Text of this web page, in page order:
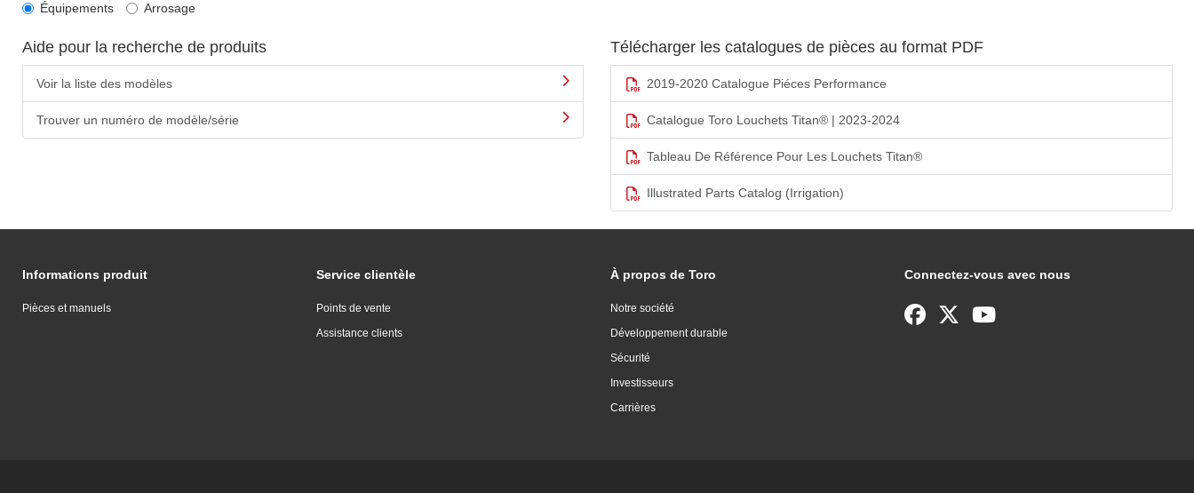
Équipements Arrosage
Aide pour la recherche de produits
Voir la liste des modèles
Trouver un numéro de modèle/série
Télécharger les catalogues de pièces au format PDF
2019-2020 Catalogue Piéces Performance
Catalogue Toro Louchets Titan® | 2023-2024
Tableau De Référence Pour Les Louchets Titan®
Illustrated Parts Catalog (Irrigation)
Informations produit
Pièces et manuels
Service clientèle
Points de vente
Assistance clients
À propos de Toro
Notre société
Développement durable
Sécurité
Investisseurs
Carrières
Connectez-vous avec nous